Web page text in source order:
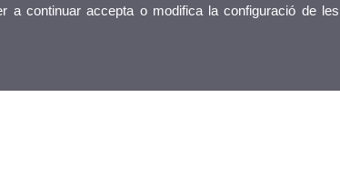
a continuar accepta o modifica la configuració de les